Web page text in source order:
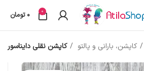
0
0 تومان
کاپشن، بارانی و پالتو کاپشن نقلی دایناسور